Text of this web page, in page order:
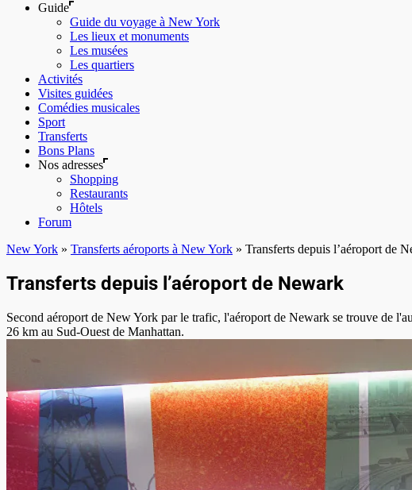
Guide
Guide du voyage à New York
Les lieux et monuments
Les musées
Les quartiers
Activités
Visites guidées
Comédies musicales
Sport
Transferts
Bons Plans
Nos adresses
Shopping
Restaurants
Hôtels
Forum
New York » Transferts aéroports à New York » Transferts depuis l’aéroport de
Transferts depuis l’aéroport de Newark
Second aéroport de New York par le trafic, l'aéroport de Newark se trouve de
26 km au Sud-Ouest de Manhattan.